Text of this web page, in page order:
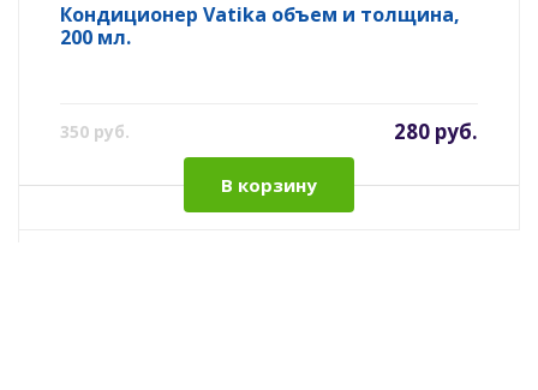
Кондиционер Vatika объем и толщина,
200 мл.
350 руб. 280 руб.
В корзину